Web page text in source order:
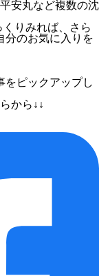
安丸など複数の沈
りみれば、さら
分のお気に入りを
をピックアップし
から↓↓